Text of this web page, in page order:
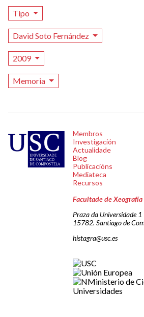
Tipo
David Soto Fernández
2009
Memoria
Membros
Investigación
Actualidade
Blog
Publicacións
Mediateca
Recursos
Facultade de
Praza da Universidade 1
15782. Santiago de
histagra@usc.es